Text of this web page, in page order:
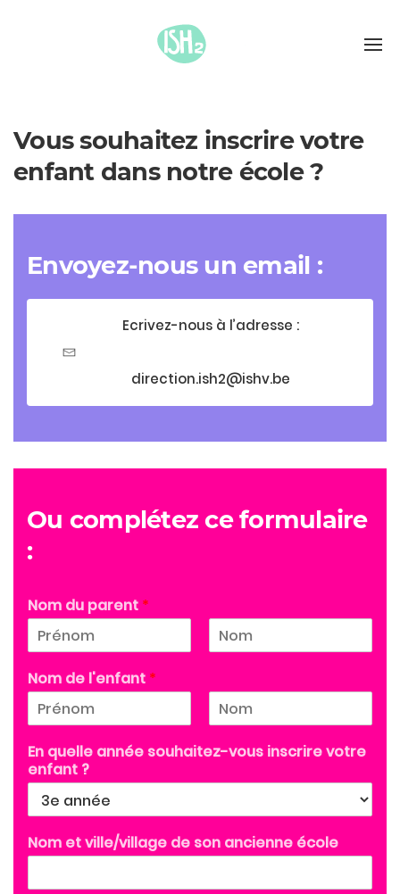
Vous souhaitez inscrire votre
enfant dans notre école ?
Envoyez-nous un email :
Ecrivez-nous à l’adresse :
direction.ish2@ishv.be
Ou complétez ce formulaire
:
Nom du parent *
Nom de l'enfant *
En quelle année souhaitez-vous inscrire votre
enfant ?
Nom et ville/village de son ancienne école